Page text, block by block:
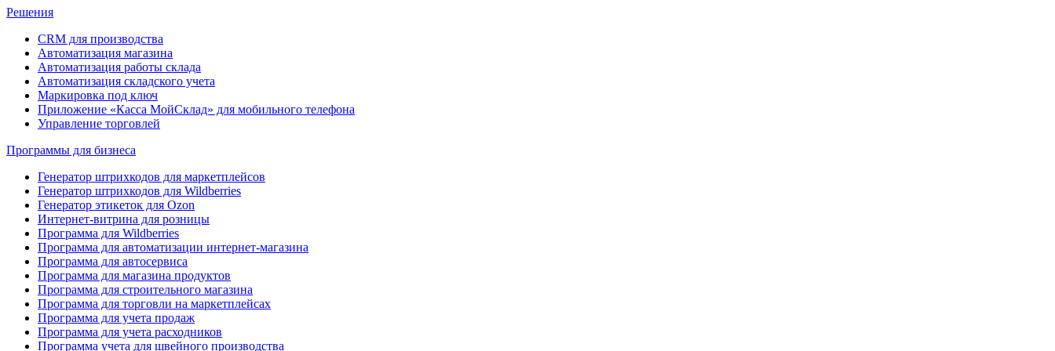
Решения
CRM для производства
Автоматизация магазина
Автоматизация работы склада
Автоматизация складского учета
Маркировка под ключ
Приложение «Касса МойСклад» для мобильного телефона
Управление торговлей
Программы для бизнеса
Генератор штрихкодов для маркетплейсов
Генератор штрихкодов для Wildberries
Генератор этикеток для Ozon
Интернет-витрина для розницы
Программа для Wildberries
Программа для автоматизации интернет-магазина
Программа для автосервиса
Программа для магазина продуктов
Программа для строительного магазина
Программа для торговли на маркетплейсах
Программа для учета продаж
Программа для учета расходников
Программа учета для швейного производства